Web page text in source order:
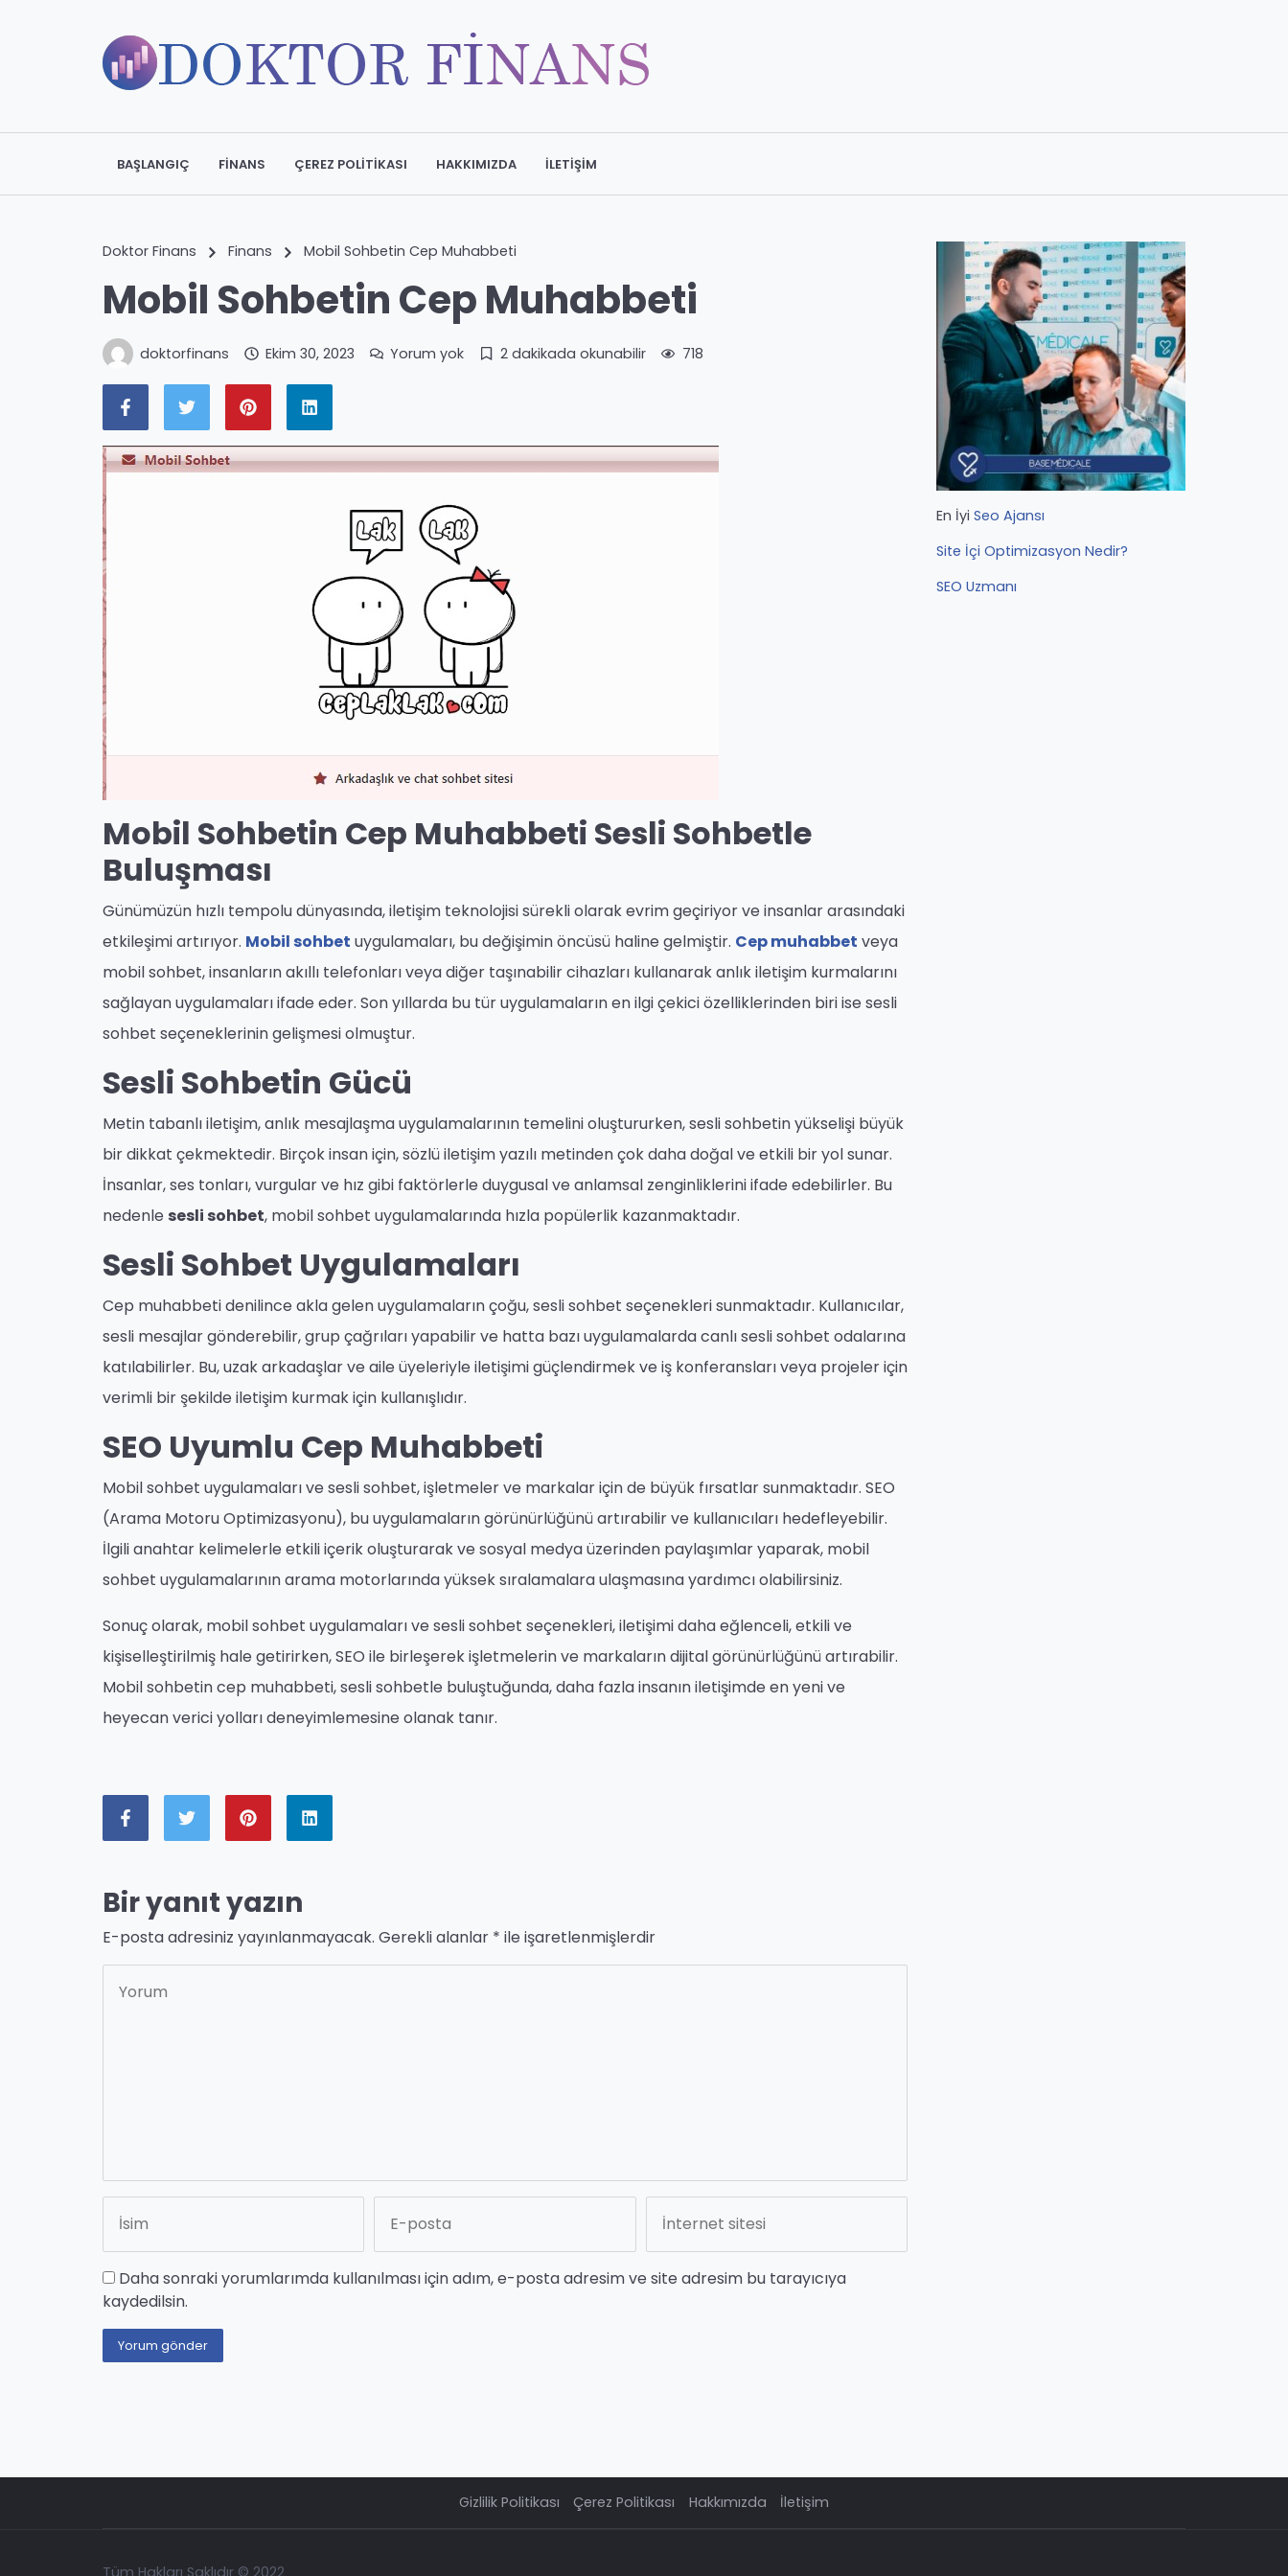
BAŞLANGIÇ FINANS ÇEREZ POLITIKASI HAKKIMIZDA İLETIŞIM
Doktor Finans Finans Mobil Sohbetin Cep Muhabbeti
Mobil Sohbetin Cep Muhabbeti
doktorfinans Ekim 30, 2023 Yorum yok 2 dakikada okunabilir 718
Mobil Sohbetin Cep Muhabbeti Sesli Sohbetle
Buluşması
Günümüzün hızlı tempolu dünyasında, iletişim teknolojisi sürekli olarak evrim geçiriyor ve insanlar arasındaki
etkileşimi artırıyor. Mobil sohbet uygulamaları, bu değişimin öncüsü haline gelmiştir. Cep muhabbet veya
mobil sohbet, insanların akıllı telefonları veya diğer taşınabilir cihazları kullanarak anlık iletişim kurmalarını
sağlayan uygulamaları ifade eder. Son yıllarda bu tür uygulamaların en ilgi çekici özelliklerinden biri ise sesli
sohbet seçeneklerinin gelişmesi olmuştur.
Sesli Sohbetin Gücü
Metin tabanlı iletişim, anlık mesajlaşma uygulamalarının temelini oluştururken, sesli sohbetin yükselişi büyük
bir dikkat çekmektedir. Birçok insan için, sözlü iletişim yazılı metinden çok daha doğal ve etkili bir yol sunar.
İnsanlar, ses tonları, vurgular ve hız gibi faktörlerle duygusal ve anlamsal zenginliklerini ifade edebilirler. Bu
nedenle sesli sohbet, mobil sohbet uygulamalarında hızla popülerlik kazanmaktadır.
Sesli Sohbet Uygulamaları
Cep muhabbeti denilince akla gelen uygulamaların çoğu, sesli sohbet seçenekleri sunmaktadır. Kullanıcılar,
sesli mesajlar gönderebilir, grup çağrıları yapabilir ve hatta bazı uygulamalarda canlı sesli sohbet odalarına
katılabilirler. Bu, uzak arkadaşlar ve aile üyeleriyle iletişimi güçlendirmek ve iş konferansları veya projeler için
verimli bir şekilde iletişim kurmak için kullanışlıdır.
SEO Uyumlu Cep Muhabbeti
Mobil sohbet uygulamaları ve sesli sohbet, işletmeler ve markalar için de büyük fırsatlar sunmaktadır. SEO
(Arama Motoru Optimizasyonu), bu uygulamaların görünürlüğünü artırabilir ve kullanıcıları hedefleyebilir.
İlgili anahtar kelimelerle etkili içerik oluşturarak ve sosyal medya üzerinden paylaşımlar yaparak, mobil
sohbet uygulamalarının arama motorlarında yüksek sıralamalara ulaşmasına yardımcı olabilirsiniz.
Sonuç olarak, mobil sohbet uygulamaları ve sesli sohbet seçenekleri, iletişimi daha eğlenceli, etkili ve
kişiselleştirilmiş hale getirirken, SEO ile birleşerek işletmelerin ve markaların dijital görünürlüğünü artırabilir.
Mobil sohbetin cep muhabbeti, sesli sohbetle buluştuğunda, daha fazla insanın iletişimde en yeni ve
heyecan verici yolları deneyimlemesine olanak tanır.
Bir yanıt yazın
E-posta adresiniz yayınlanmayacak. Gerekli alanlar * ile işaretlenmişlerdir
Daha sonraki yorumlarımda kullanılması için adım, e-posta adresim ve site adresim bu tarayıcıya
kaydedilsin.
En İyi Seo Ajansı
Site İçi Optimizasyon Nedir?
SEO Uzmanı
Gizlilik Politikası Çerez Politikası Hakkımızda İletişim
Tüm Hakları Saklıdır © 2022